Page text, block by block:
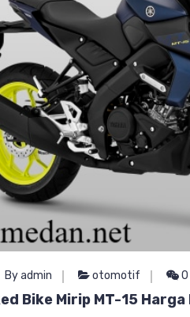
By admin otomotif 0
Bike Mirip MT-15